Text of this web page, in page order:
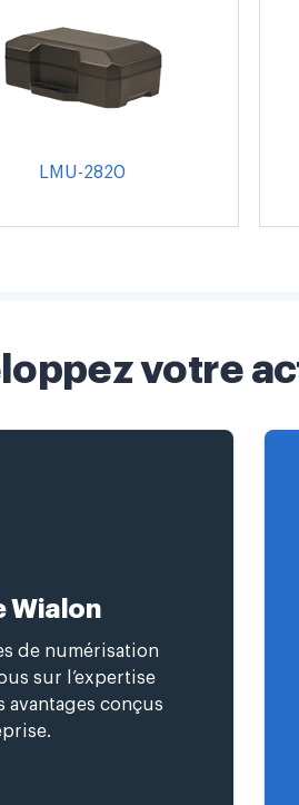
LMU-2820
votre
Wialon
de numérisation
sur l’expertise
avantages conçus